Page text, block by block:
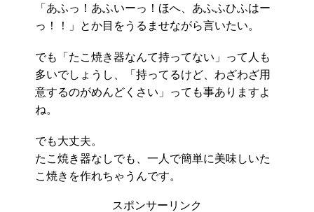
「あふっ！あふいーっ！ほへ、あふふひふはー
っ！！」とか目をうるませながら言いたい。
でも「たこ焼き器なんて持ってない」って人も
多いでしょうし、「持ってるけど、わざわざ用
意するのがめんどくさい」っても事ありますよ
ね。
でも大丈夫。
たこ焼き器なしでも、一人で簡単に美味しいた
こ焼きを作れちゃうんです。
スポンサーリンク